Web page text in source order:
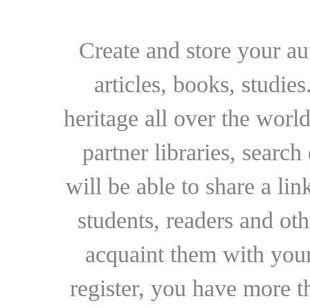
Create and store your
articles, books,
heritage all over the
partner libraries,
will be able to share a
students, readers and
acquaint them with
register, you have more